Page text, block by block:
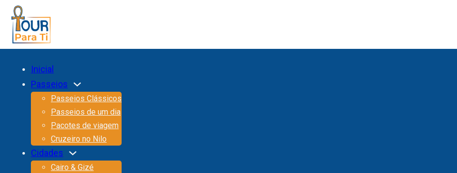
Inicial
Passeios
Passeios Clássicos
Passeios de um dia
Pacotes de viagem
Cruzeiro no Nilo
Cidades
Cairo & Gizé